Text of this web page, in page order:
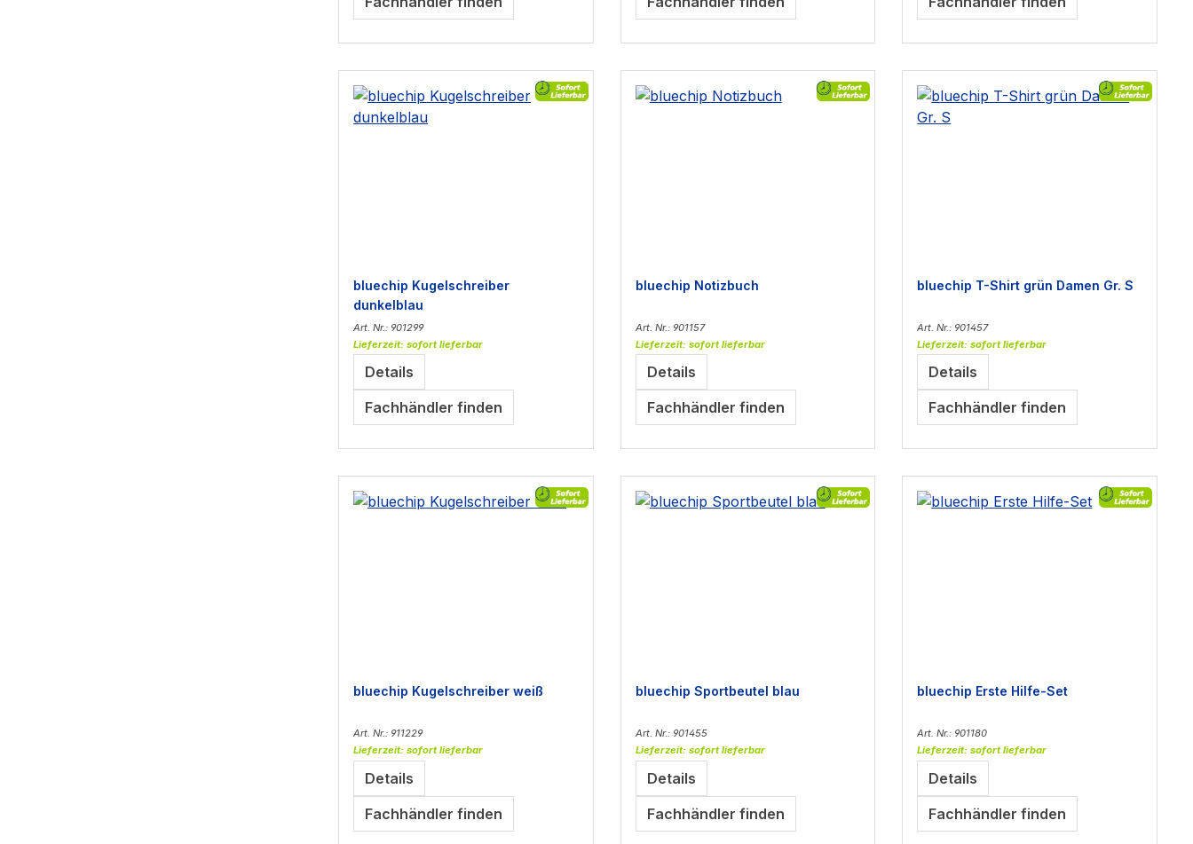
bluechip Kugelschreiber
dunkelblau
Art. Nr.: 901299
Lieferzeit: sofort lieferbar
Details
Fachhändler finden
bluechip Notizbuch
Art. Nr.: 901157
Lieferzeit: sofort lieferbar
Details
Fachhändler finden
bluechip T-Shirt grün Damen Gr. S
Art. Nr.: 901457
Lieferzeit: sofort lieferbar
Details
Fachhändler finden
bluechip Kugelschreiber weiß
Art. Nr.: 911229
Lieferzeit: sofort lieferbar
Details
Fachhändler finden
bluechip Sportbeutel blau
Art. Nr.: 901455
Lieferzeit: sofort lieferbar
Details
Fachhändler finden
bluechip Erste Hilfe-Set
Art. Nr.: 901180
Lieferzeit: sofort lieferbar
Details
Fachhändler finden